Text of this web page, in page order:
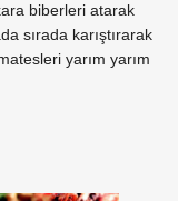
biberleri atarak
sırada karıştırarak
yarım yarım